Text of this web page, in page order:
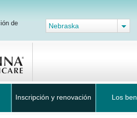
de
Nebraska
Inscripción y renovación Los